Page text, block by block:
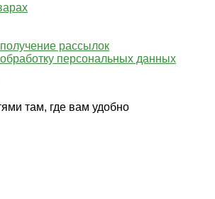
рассылок
персональных данных
там, где вам удобно